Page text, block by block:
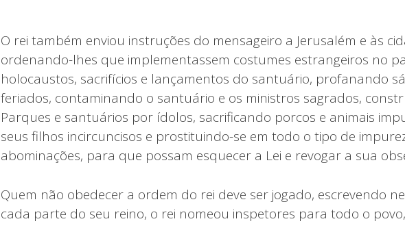
O rei também enviou instruções do mensageiro a Jerusalém e às
ordenando-lhes que implementassem costumes estrangeiros no
holocaustos, sacrifícios e lançamentos do santuário, profanando
feriados, contaminando o santuário e os ministros sagrados,
Parques e santuários por ídolos, sacrificando porcos e animais
seus filhos incircuncisos e prostituindo-se em todo o tipo de
abominações, para que possam esquecer a Lei e revogar a sua
Quem não obedecer a ordem do rei deve ser jogado, escrevendo
cada parte do seu reino, o rei nomeou inspetores para todo o